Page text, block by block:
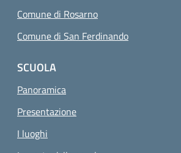
Comune di Rosarno
Comune di San Ferdinando
SCUOLA
Panoramica
Presentazione
I luoghi